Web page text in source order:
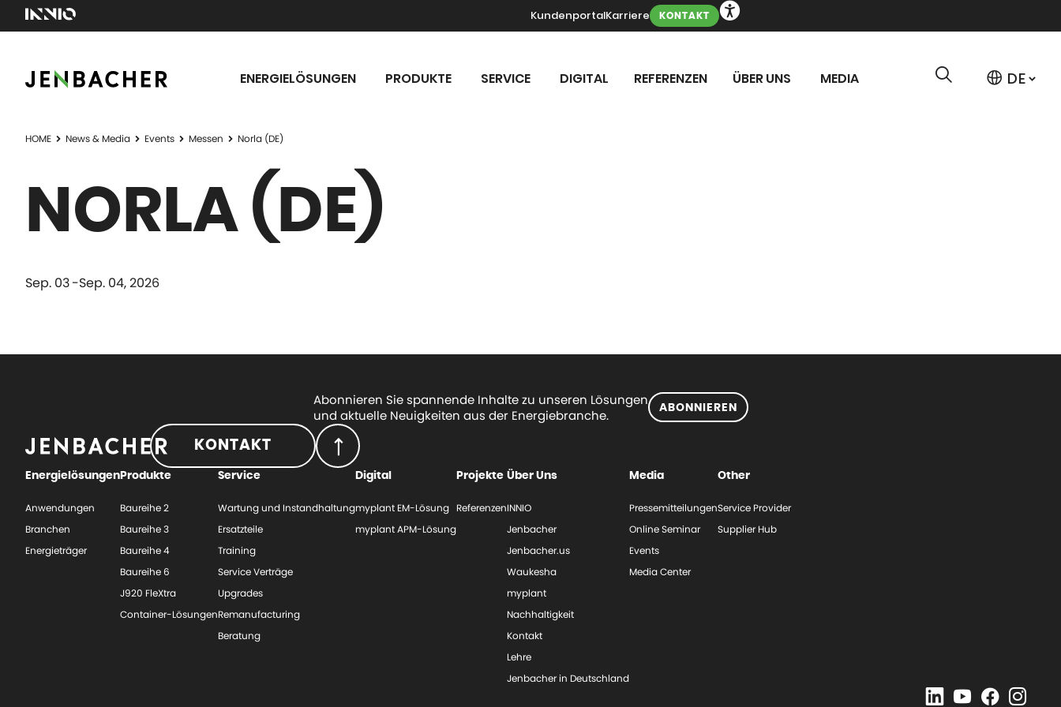
KundenportalKarriere KONTAKT
ENERGIELÖSUNGEN PRODUKTE SERVICE DIGITAL REFERENZEN ÜBER UNS MEDIA
HOME News & Media Events Messen Norla (DE)
NORLA (DE)
Sep. 03 Sep. 04, 2026
Abonnieren Sie spannende Inhalte zu unseren Lösungen
und aktuelle Neuigkeiten aus der Energiebranche.
ABONNIEREN
KONTAKT
Energielösungen
Anwendungen
Branchen
Energieträger
Produkte
Baureihe 2
Baureihe 3
Baureihe 4
Baureihe 6
J920 FleXtra
Container-Lösungen
Service
Wartung und Instandhaltung
Ersatzteile
Training
Service Verträge
Upgrades
Remanufacturing
Beratung
Digital
myplant EM-Lösung
myplant APM-Lösung
Projekte
Referenzen
Über Uns
INNIO
Jenbacher
Jenbacher.us
Waukesha
myplant
Nachhaltigkeit
Kontakt
Lehre
Jenbacher in Deutschland
Media
Pressemitteilungen
Online Seminar
Events
Media Center
Other
Service Provider
Supplier Hub